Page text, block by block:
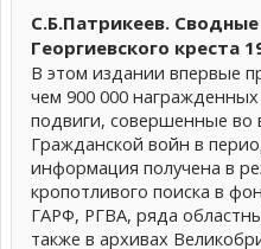
С.Б.Патрикеев.
Георгиевского креста
В этом издании впервые
чем 900 000
подвиги, совершенные
Гражданской войн в
информация получена в
кропотливого поиска в
ГАРФ, РГВА, ряда
также в архивах